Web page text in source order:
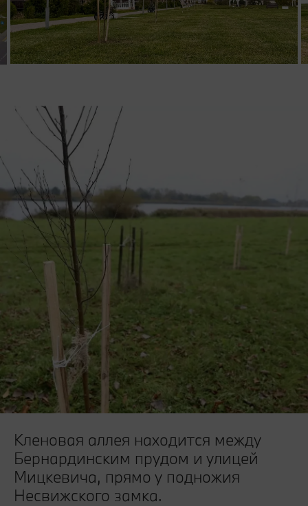
Кленовая аллея находится между
Бернардинским прудом и улицей
Мицкевича, прямо у подножия
Несвижского замка.